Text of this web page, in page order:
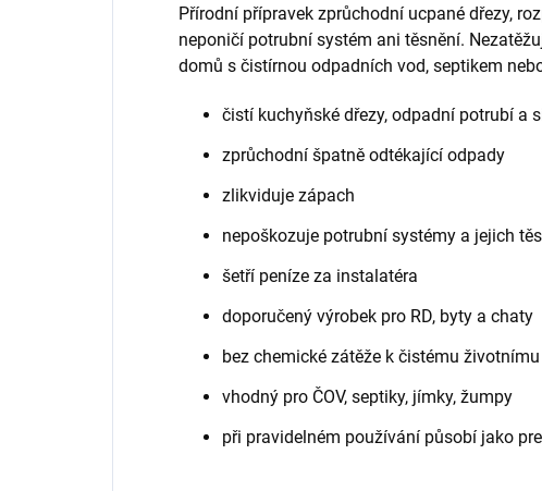
Přírodní přípravek zprůchodní ucpané dřezy,
neponičí potrubní systém ani těsnění.
domů s čistírnou odpadních vod, septikem
čistí kuchyňské dřezy, odpadní potrubí a
zprůchodní špatně odtékající odpady
zlikviduje zápach
nepoškozuje potrubní systémy a jejich
šetří peníze za instalatéra
doporučený výrobek pro RD, byty a chaty
bez chemické zátěže k čistému
vhodný pro ČOV, septiky, jímky, žumpy
při pravidelném používání působí jako